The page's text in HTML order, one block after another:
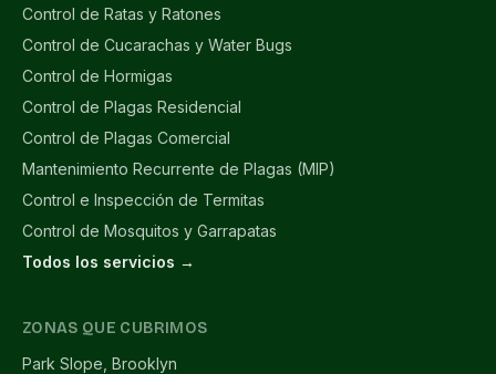
Control de Ratas y Ratones
Control de Cucarachas y Water Bugs
Control de Hormigas
Control de Plagas Residencial
Control de Plagas Comercial
Mantenimiento Recurrente de Plagas (MIP)
Control e Inspección de Termitas
Control de Mosquitos y Garrapatas
Todos los servicios →
ZONAS QUE CUBRIMOS
Park Slope, Brooklyn